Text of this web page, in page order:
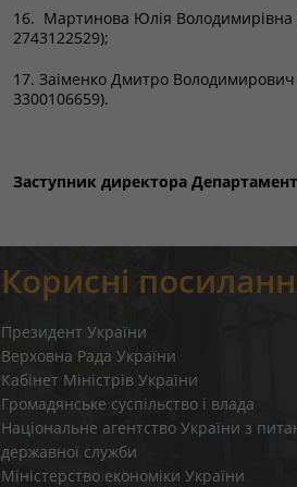
16. Мартинова Юлія Володимирівна
2743122529);
17. Заіменко Дмитро Володимирович
3300106659).
Заступник директора
Корисні
Президент України
Верховна Рада України
Кабінет Міністрів України
Громадянське суспільство і влада
Національне агентство України з
державної служби
Міністерство економіки України